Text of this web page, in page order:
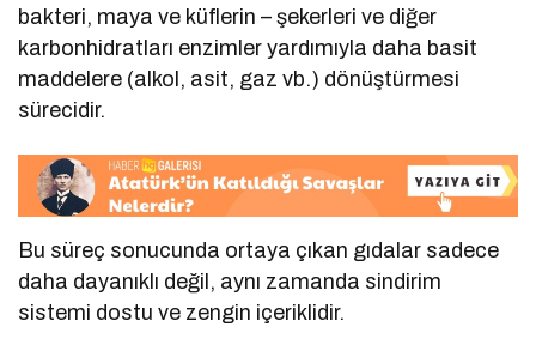
bakteri, maya ve küflerin – şekerleri ve diğer
karbonhidratları enzimler yardımıyla daha basit
maddelere (alkol, asit, gaz vb.) dönüştürmesi
sürecidir.
Bu süreç sonucunda ortaya çıkan gıdalar sadece
daha dayanıklı değil, aynı zamanda sindirim
sistemi dostu ve zengin içeriklidir.